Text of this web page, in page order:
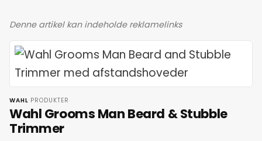
Denne artikel kan indeholde reklamelinks
WAHL·PRODUKTER ·
Wahl Grooms Man Beard & Stubble
Trimmer